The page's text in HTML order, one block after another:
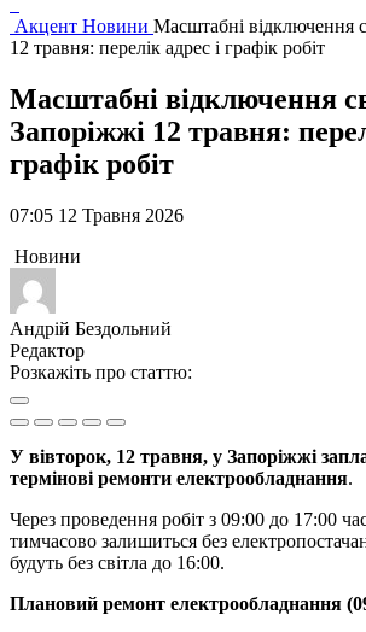
Акцент Новини Масштабні відключення
12 травня: перелік адрес і графік робіт
Масштабні відключення
Запоріжжі 12 травня:
графік робіт
07:05 12 Травня 2026
Новини
Андрій Бездольний
Редактор
Розкажіть про статтю:
У вівторок, 12 травня, у Запоріжжі
термінові ремонти електрообладнання.
Через проведення робіт з 09:00 до 17:00
тимчасово залишиться без
будуть без світла до 16:00.
Плановий ремонт електрообладнання